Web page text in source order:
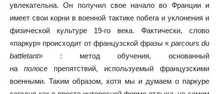
увлекательна. Он получил свое начало во Франции и
имеет свои корни в военной тактике побега и уклонения и
физической культуре 19-го века. Фактически, слово
«паркур» происходит от французской фразы « parcours du
battletant» : метод обучения, основанный
на полосе препятствий, используемый французскими
военными. Таким образом, хотя мы и думаем о паркуре